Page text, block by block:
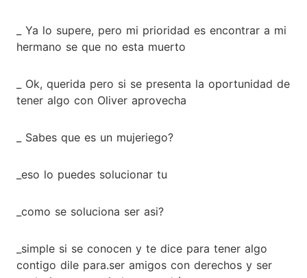
_ Ya lo supere, pero mi prioridad es encontrar a mi
hermano se que no esta muerto
_ Ok, querida pero si se presenta la oportunidad de
tener algo con Oliver aprovecha
_ Sabes que es un mujeriego?
_eso lo puedes solucionar tu
_como se soluciona ser asi?
_simple si se conocen y te dice para tener algo
contigo dile para.ser amigos con derechos y ser